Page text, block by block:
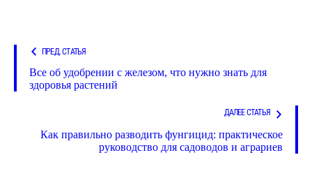
ПРЕД. СТАТЬЯ
Все об удобрении с железом, что нужно знать для
здоровья растений
ДАЛЕЕ СТАТЬЯ
Как правильно разводить фунгицид: практическое
руководство для садоводов и аграриев